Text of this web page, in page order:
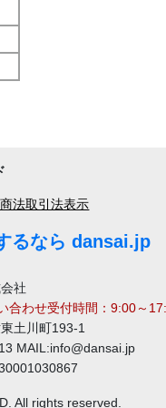
法取引法表示
るなら dansai.jp
社
合わせ受付時間：9:00～
土川町193-1
MAIL:info@dansai.jp
All rights reserved.